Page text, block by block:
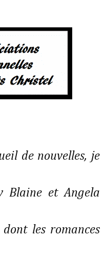
de nouvelles, je
Blaine et Angela
les romances